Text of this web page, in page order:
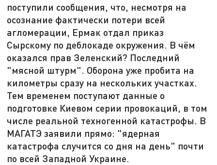
поступили сообщения, что, несмотря на
осознание фактически потери всей
агломерации, Ермак отдал приказ
Сырскому по деблокаде окружения. В чём
оказался прав Зеленский? Последний
"мясной штурм". Оборона уже пробита на
километры сразу на нескольких участках.
Тем временем поступают данные о
подготовке Киевом серии провокаций, в том
числе реальной техногенной катастрофы. В
МАГАТЭ заявили прямо: "ядерная
катастрофа случится со дня на день" почти
по всей Западной Украине.